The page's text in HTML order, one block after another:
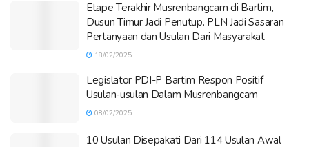
Etape Terakhir Musrenbangcam di Bartim,
Dusun Timur Jadi Penutup. PLN Jadi Sasaran
Pertanyaan dan Usulan Dari Masyarakat
18/02/2025
Legislator PDI-P Bartim Respon Positif
Usulan-usulan Dalam Musrenbangcam
08/02/2025
10 Usulan Disepakati Dari 114 Usulan Awal